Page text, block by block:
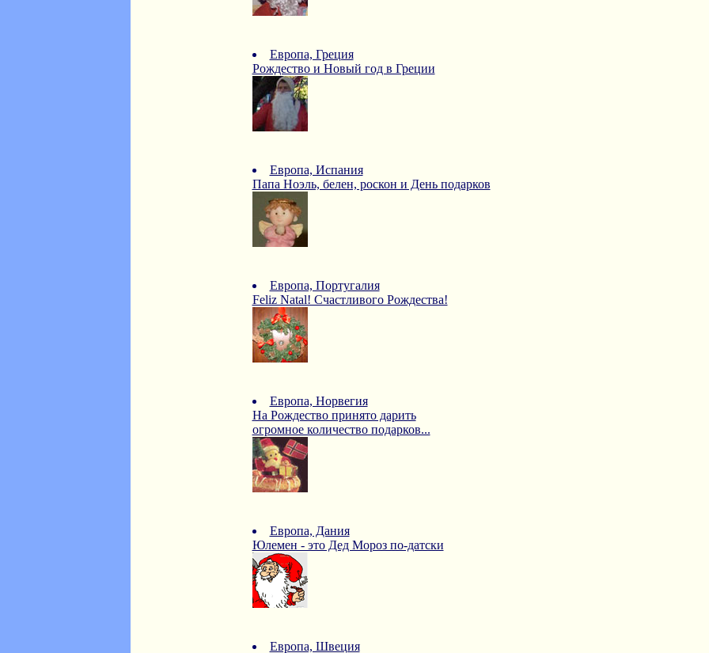
Европа, Греция
Рождество и Новый год в Греции
Европа, Испания
Папа Ноэль, белен, роскон и День подарков
Европа, Португалия
Feliz Natal! Счастливого Рождества!
Европа, Норвегия
На Рождество принято дарить
огромное количество подарков...
Европа, Дания
Юлемен - это Дед Мороз по-датски
Европа, Швеция